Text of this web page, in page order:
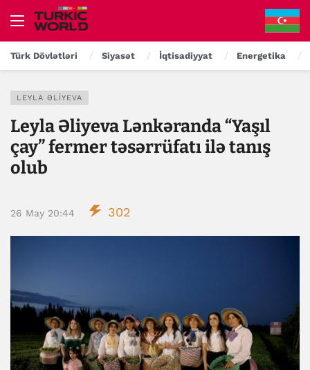
Türk Dövlətləri Siyasət İqtisadiyyat Energetika
LEYLA ƏLIYEVA
Leyla Əliyeva Lənkəranda “Yaşıl
çay” fermer təsərrüfatı ilə tanış
olub
26 May 20:44 302